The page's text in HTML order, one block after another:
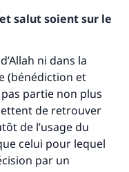
salut soient sur le
ni dans la
(bénédiction et
partie non plus
de retrouver
de l’usage du
celui pour lequel
par un
la vie de